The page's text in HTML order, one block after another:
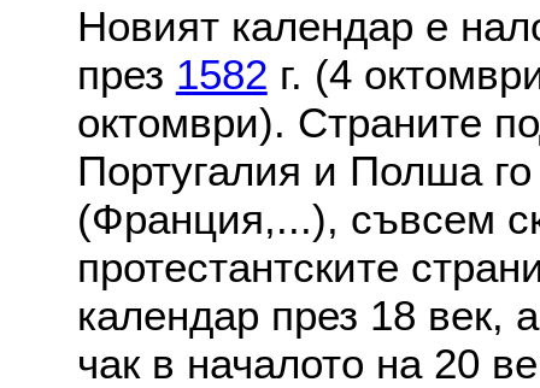
Новият календар е
през 1582 г. (4
октомври). Страните
Португалия и Полша
(Франция,...), съвсем
протестантските
календар през 18 век,
чак в началото на 20